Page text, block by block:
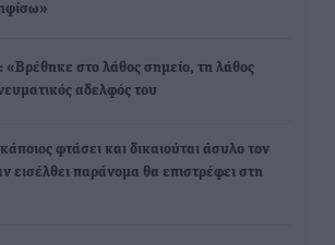
στο λάθος σημείο, τη λάθος
αδελφός του
φτάσει και δικαιούται άσυλο τον
εισέλθει παράνομα θα επιστρέφει στη